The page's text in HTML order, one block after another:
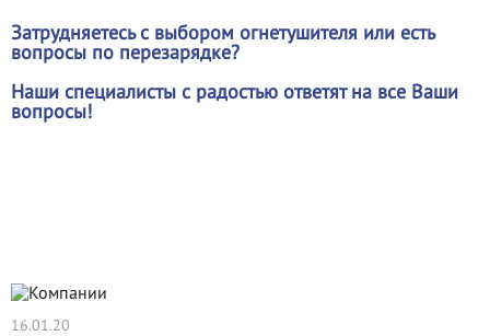
Затрудняетесь с выбором огнетушителя или есть
вопросы по перезарядке?
Наши специалисты с радостью ответят на все Ваши
вопросы!
16.01.20